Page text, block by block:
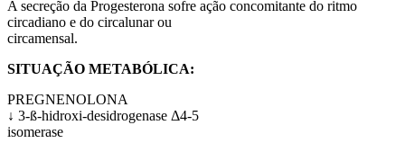
A secreção da Progesterona sofre ação concomitante do ritmo
circadiano e do circalunar ou
circamensal.
SITUAÇÃO METABÓLICA:
PREGNENOLONA
↓ 3-ß-hidroxi-desidrogenase Δ4-5
isomerase